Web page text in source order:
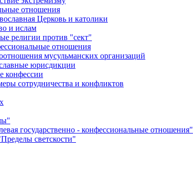
отношения
Церковь и католики
и ислам
религии против "сект"
отношения
мусульманских организаций
юрисдикции
конфессии
сотрудничества и конфликтов
государственно - конфессиональные отношения"
светскости"